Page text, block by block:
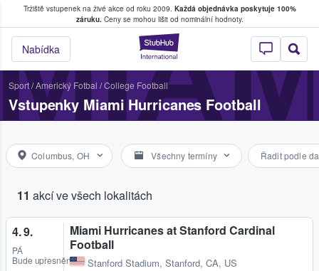
Tržiště vstupenek na živé akce od roku 2009. Každá objednávka poskytuje 100%
záruku.Ceny se mohou lišit od nominální hodnoty.
StubHub –
Nabídka
kde fanoušci kupují a prodávají vstupenky
Sport/Americký Fotbal /College Football
Vstupenky Miami Hurricanes Football
Columbus, OH Všechny termíny Řadit podle
11 akcí ve všech lokalitách
4. 9.
PÁ
Bude upřesněno
Miami Hurricanes at Stanford Cardinal
Football
Stanford Stadium, Stanford, CA, US